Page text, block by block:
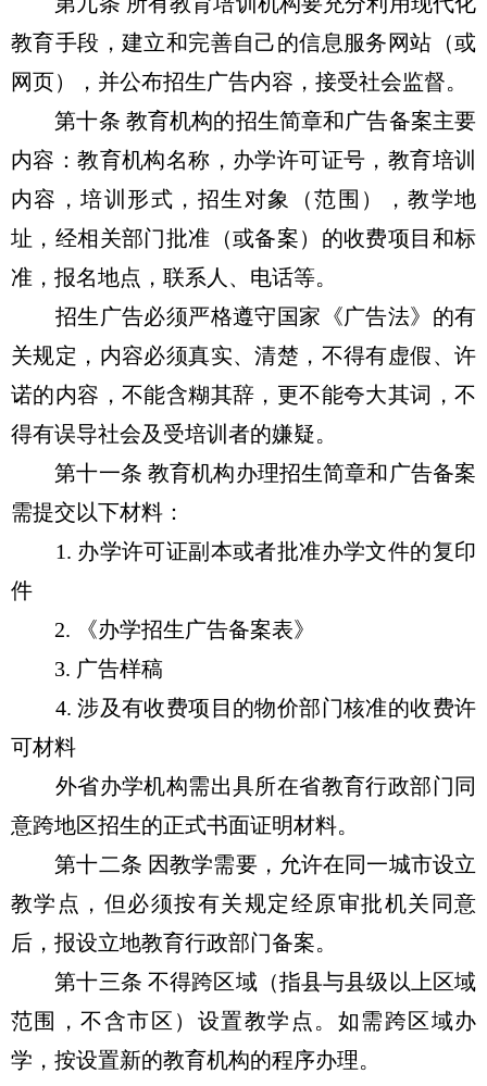
教育手段，建立和完善自己的信息服务网站（或
网页），并公布招生广告内容，接受社会监督。
第十条 教育机构的招生简章和广告备案主要
内容：教育机构名称，办学许可证号，教育培训
内容，培训形式，招生对象（范围），教学地
址，经相关部门批准（或备案）的收费项目和标
准，报名地点，联系人、电话等。
招生广告必须严格遵守国家《广告法》的有
关规定，内容必须真实、清楚，不得有虚假、许
诺的内容，不能含糊其辞，更不能夸大其词，不
得有误导社会及受培训者的嫌疑。
第十一条 教育机构办理招生简章和广告备案
需提交以下材料：
1. 办学许可证副本或者批准办学文件的复印
件
2. 《办学招生广告备案表》
3. 广告样稿
4. 涉及有收费项目的物价部门核准的收费许
可材料
外省办学机构需出具所在省教育行政部门同
意跨地区招生的正式书面证明材料。
第十二条 因教学需要，允许在同一城市设立
教学点，但必须按有关规定经原审批机关同意
后，报设立地教育行政部门备案。
第十三条 不得跨区域（指县与县级以上区域
范围，不含市区）设置教学点。如需跨区域办
学，按设置新的教育机构的程序办理。